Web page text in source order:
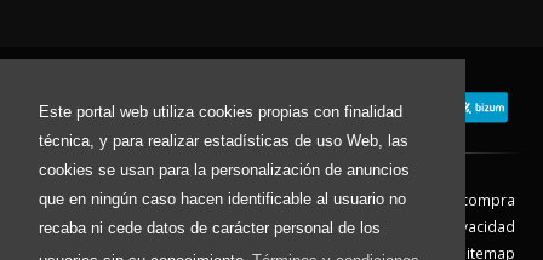
Este portal web utiliza cookies propias con finalidad
técnica, y para realizar estadísticas de uso Web, las
cookies se usan para la personalización de anuncios
que en ningún caso hacen identificable al usuario no
recaba ni cede datos de carácter personal de los
Contacto Aviso Legal
Condiciones de compra
Política de envíos
Política de devolución
Política de Privacidad
Política de Cookies
Sitemap